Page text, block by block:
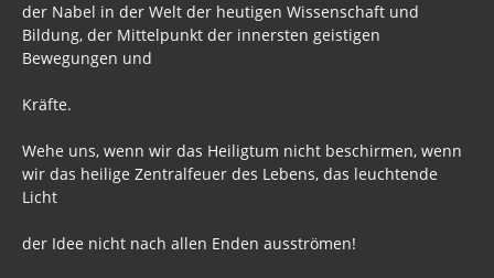
der Nabel in der Welt der heutigen Wissenschaft und
Bildung, der Mittelpunkt der innersten geistigen
Bewegungen und
Kräfte.
Wehe uns, wenn wir das Heiligtum nicht beschirmen, wenn
wir das heilige Zentralfeuer des Lebens, das leuchtende
Licht
der Idee nicht nach allen Enden ausströmen!